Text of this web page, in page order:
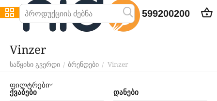
599200200
Vinzer
საწყისი გვერდი / ბრენდები / Vinzer
ფილტრები
ქვაბები დანები